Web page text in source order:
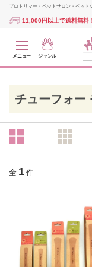
プロトリマー・ペットサロン・ペット
11,000円以上で送料無料！
メニュー ジャンル
チューフォー
全 1 件